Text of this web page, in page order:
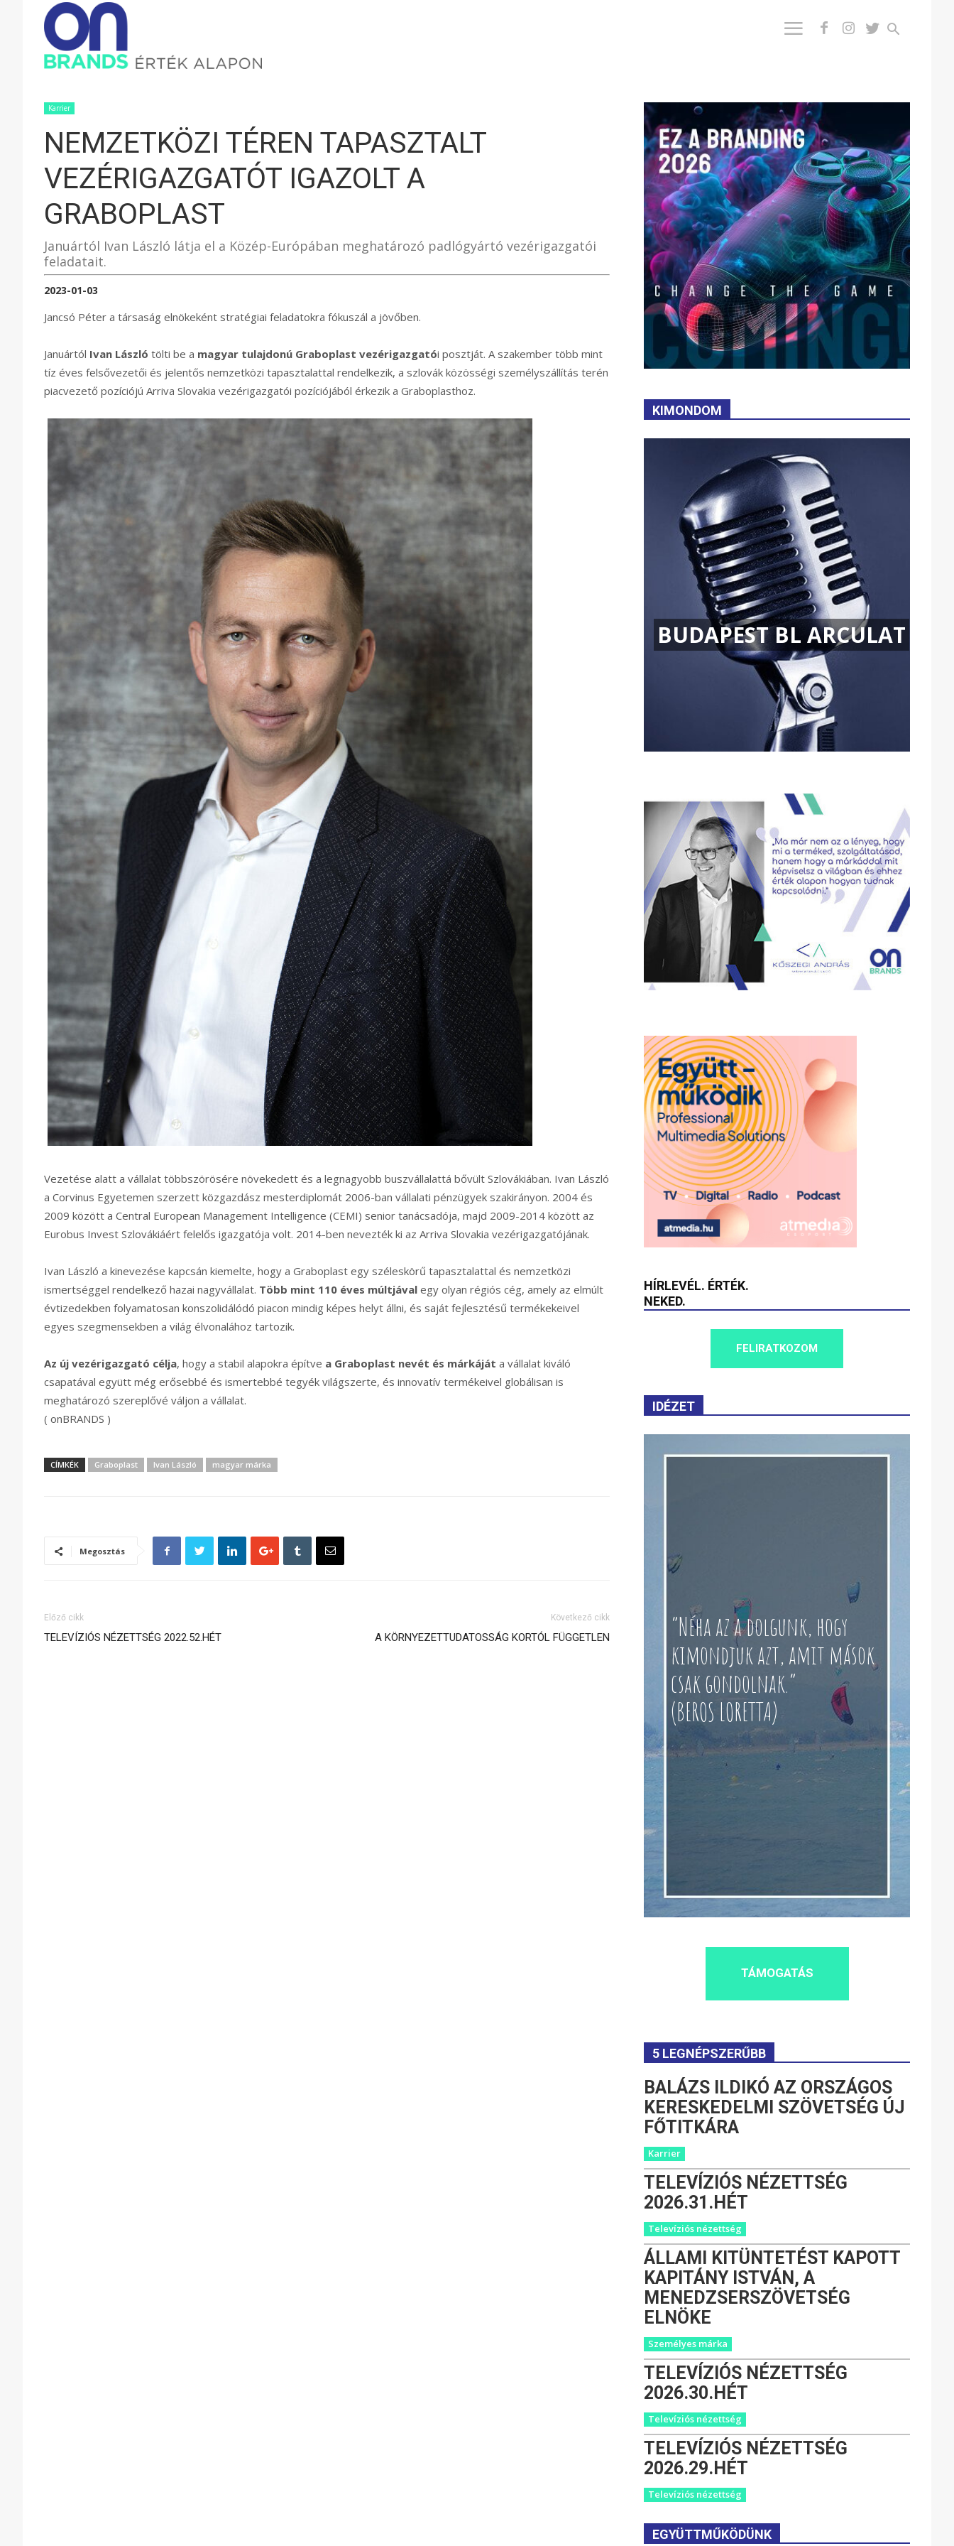
ÉRTÉK
Karrier
NEMZETKÖZI TÉREN TAPASZTALT
VEZÉRIGAZGATÓT IGAZOLT A
GRABOPLAST
Januártól Ivan László látja el a Közép-Európában meghatározó padlógyártó vezérigazgatói
feladatait.
2023-01-03
Jancsó Péter a társaság elnökeként stratégiai feladatokra fókuszál a jövőben.
Januártól Ivan László tölti be a magyar tulajdonú Graboplast vezérigazgatói posztját. A szakember több mint
tíz éves felsővezetői és jelentős nemzetközi tapasztalattal rendelkezik, a szlovák közösségi személyszállítás terén
piacvezető pozíciójú Arriva Slovakia vezérigazgatói pozíciójából érkezik a Graboplasthoz.
Vezetése alatt a vállalat többszörösére növekedett és a legnagyobb buszvállalattá bővült Szlovákiában. Ivan László
a Corvinus Egyetemen szerzett közgazdász mesterdiplomát 2006-ban vállalati pénzügyek szakirányon. 2004 és
2009 között a Central European Management Intelligence (CEMI) senior tanácsadója, majd 2009-2014 között az
Eurobus Invest Szlovákiáért felelős igazgatója volt. 2014-ben nevezték ki az Arriva Slovakia vezérigazgatójának.
Ivan László a kinevezése kapcsán kiemelte, hogy a Graboplast egy széleskörű tapasztalattal és nemzetközi
ismertséggel rendelkező hazai nagyvállalat. Több mint 110 éves múltjával egy olyan régiós cég, amely az elmúlt
évtizedekben folyamatosan konszolidálódó piacon mindig képes helyt állni, és saját fejlesztésű termékekeivel
egyes szegmensekben a világ élvonalához tartozik.
Az új vezérigazgató célja, hogy a stabil alapokra építve a Graboplast nevét és márkáját a vállalat kiváló
csapatával együtt még erősebbé és ismertebbé tegyék világszerte, és innovatív termékeivel globálisan is
meghatározó szereplővé váljon a vállalat.
( onBRANDS )
CÍMKÉK Graboplast Ivan László magyar márka
Megosztás
Előző cikk
TELEVÍZIÓS NÉZETTSÉG 2022.52.HÉT
Következő cikk
A KÖRNYEZETTUDATOSSÁG KORTÓL FÜGGETLEN
KIMONDOM
BUDAPEST BL ARCULAT
HÍRLEVÉL. ÉRTÉK.
NEKED.
FELIRATKOZOM
IDÉZET
“Néha az a dolgunk, hogy
kimondjuk azt, amit mások
csak gondolnak.”
(BEROS LORETTA)
TÁMOGATÁS
5 LEGNÉPSZERŰBB
BALÁZS ILDIKÓ AZ ORSZÁGOS
KERESKEDELMI SZÖVETSÉG ÚJ
FŐTITKÁRA
Karrier
TELEVÍZIÓS NÉZETTSÉG
2026.31.HÉT
Televíziós nézettség
ÁLLAMI KITÜNTETÉST KAPOTT
KAPITÁNY ISTVÁN, A
MENEDZSERSZÖVETSÉG
ELNÖKE
Személyes márka
TELEVÍZIÓS NÉZETTSÉG
2026.30.HÉT
Televíziós nézettség
TELEVÍZIÓS NÉZETTSÉG
2026.29.HÉT
Televíziós nézettség
EGYÜTTMŰKÖDÜNK